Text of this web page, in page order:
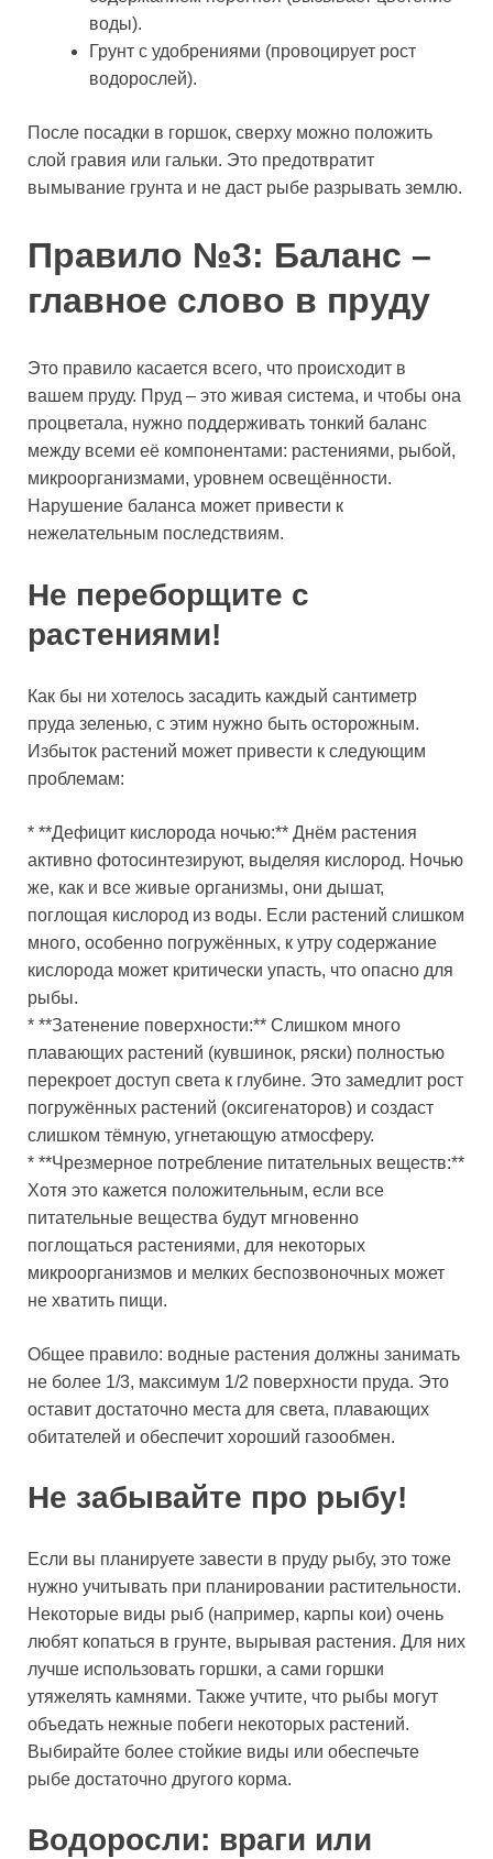
воды).
Грунт с удобрениями (провоцирует рост
водорослей).
После посадки в горшок, сверху можно положить
слой гравия или гальки. Это предотвратит
вымывание грунта и не даст рыбе разрывать землю.
Правило №3: Баланс –
главное слово в пруду
Это правило касается всего, что происходит в
вашем пруду. Пруд – это живая система, и чтобы она
процветала, нужно поддерживать тонкий баланс
между всеми её компонентами: растениями, рыбой,
микроорганизмами, уровнем освещённости.
Нарушение баланса может привести к
нежелательным последствиям.
Не переборщите с
растениями!
Как бы ни хотелось засадить каждый сантиметр
пруда зеленью, с этим нужно быть осторожным.
Избыток растений может привести к следующим
проблемам:
* **Дефицит кислорода ночью:** Днём растения
активно фотосинтезируют, выделяя кислород. Ночью
же, как и все живые организмы, они дышат,
поглощая кислород из воды. Если растений слишком
много, особенно погружённых, к утру содержание
кислорода может критически упасть, что опасно для
рыбы.
* **Затенение поверхности:** Слишком много
плавающих растений (кувшинок, ряски) полностью
перекроет доступ света к глубине. Это замедлит рост
погружённых растений (оксигенаторов) и создаст
слишком тёмную, угнетающую атмосферу.
* **Чрезмерное потребление питательных веществ:**
Хотя это кажется положительным, если все
питательные вещества будут мгновенно
поглощаться растениями, для некоторых
микроорганизмов и мелких беспозвоночных может
не хватить пищи.
Общее правило: водные растения должны занимать
не более 1/3, максимум 1/2 поверхности пруда. Это
оставит достаточно места для света, плавающих
обитателей и обеспечит хороший газообмен.
Не забывайте про рыбу!
Если вы планируете завести в пруду рыбу, это тоже
нужно учитывать при планировании растительности.
Некоторые виды рыб (например, карпы кои) очень
любят копаться в грунте, вырывая растения. Для них
лучше использовать горшки, а сами горшки
утяжелять камнями. Также учтите, что рыбы могут
объедать нежные побеги некоторых растений.
Выбирайте более стойкие виды или обеспечьте
рыбе достаточно другого корма.
Водоросли: враги или